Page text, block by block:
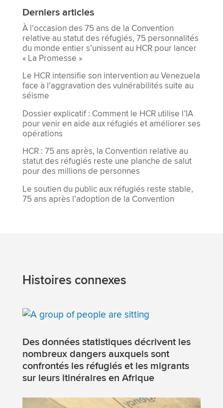
Derniers articles
À l’occasion des 75 ans de la Convention
relative au statut des réfugiés, 75 personnalités
du monde entier s’unissent au HCR pour lancer
« La Promesse »
Le HCR intensifie son intervention au Venezuela
face à l’aggravation des vulnérabilités suite au
séisme
Dossier explicatif : Comment le HCR utilise l’IA
pour venir en aide aux réfugiés et améliorer ses
opérations
HCR : 75 ans après, la Convention relative au
statut des réfugiés reste une planche de salut
pour des millions de personnes
Le soutien du public aux réfugiés reste stable,
75 ans après l’adoption de la Convention
Histoires connexes
Des données statistiques décrivent les
nombreux dangers auxquels sont
confrontés les réfugiés et les migrants
sur leurs itinéraires en Afrique